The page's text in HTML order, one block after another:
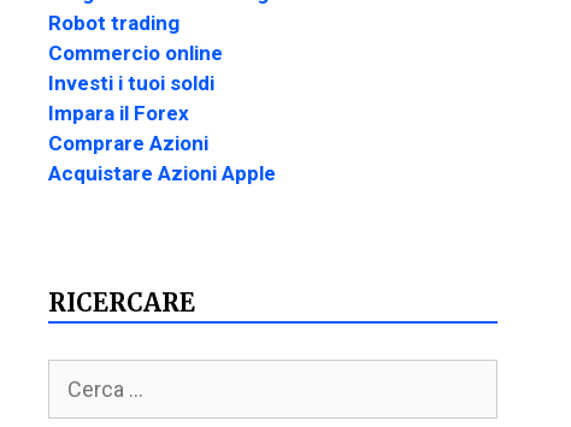
Robot trading
Commercio online
Investi i tuoi soldi
Impara il Forex
Comprare Azioni
Acquistare Azioni Apple
RICERCARE